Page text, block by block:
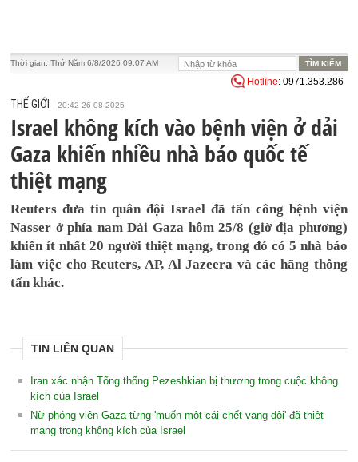
Thời gian:Thứ Năm 6/8/2026 09:07 AM
Hotline: 0971.353.286
THẾ GIỚI 20:42 26-08-2025
Israel không kích vào bệnh viện ở dải
Gaza khiến nhiều nhà báo quốc tế
thiệt mạng
Reuters đưa tin quân đội Israel đã tấn công bệnh viện
Nasser ở phía nam Dải Gaza hôm 25/8 (giờ địa phương)
khiến ít nhất 20 người thiệt mạng, trong đó có 5 nhà báo
làm việc cho Reuters, AP, Al Jazeera và các hãng thông
tấn khác.
TIN LIÊN QUAN
Iran xác nhận Tổng thống Pezeshkian bị thương trong cuộc không
kích của Israel
Nữ phóng viên Gaza từng 'muốn một cái chết vang dội' đã thiệt
mạng trong không kích của Israel